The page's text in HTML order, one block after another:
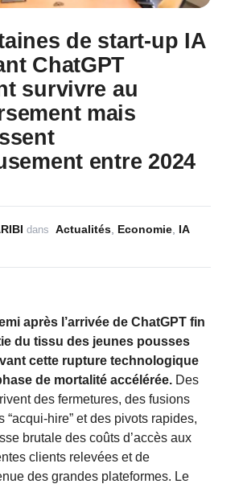
de start-up IA
ChatGPT
survivre au
mais
entre 2024
dans Actualités Economie IA
après l’arrivée de ChatGPT fin
du tissu des jeunes pousses
cette rupture technologique
de mortalité accélérée. Des
des fermetures, des fusions
“acqui-hire” et des pivots rapides,
brutale des coûts d’accès aux
clients relevées et de
des grandes plateformes. Le